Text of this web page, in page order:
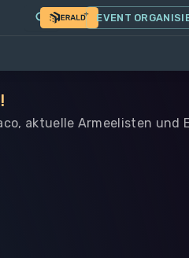
EVENT
aktuelle Armeelisten und